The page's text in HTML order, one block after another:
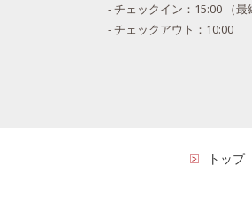
- チェックイン：15:00 （最
- チェックアウト：10:00
トップ